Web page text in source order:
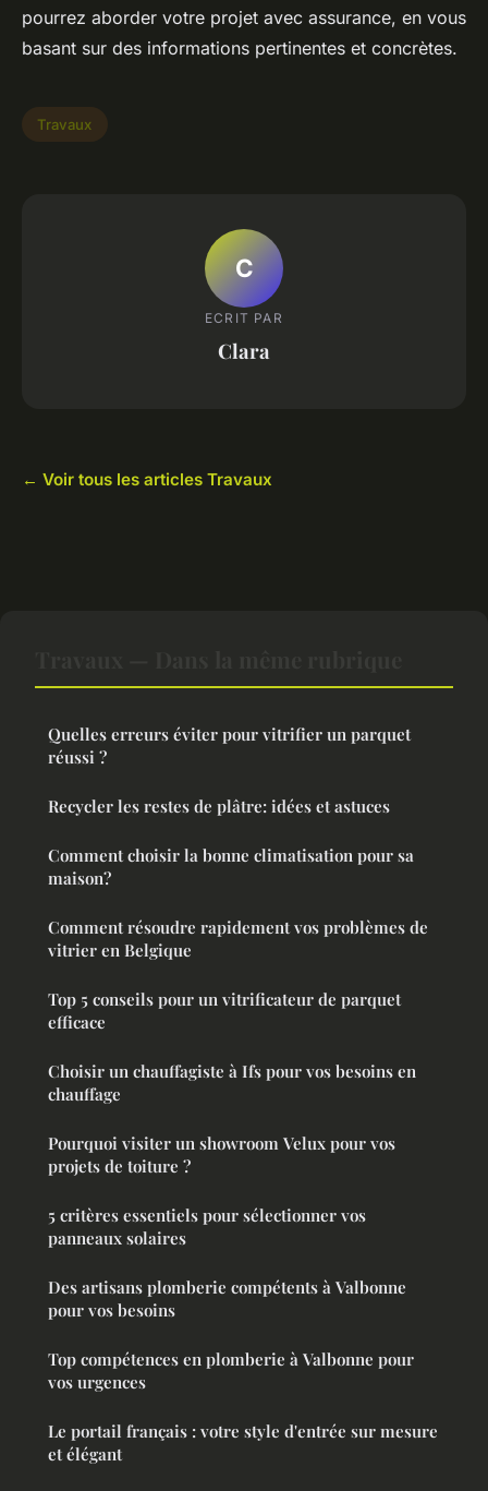
pourrez aborder votre projet avec assurance, en vous
basant sur des informations pertinentes et concrètes.
Travaux
C
ECRIT PAR
Clara
← Voir tous les articles Travaux
Quelles erreurs éviter pour vitrifier un parquet
réussi ?
Recycler les restes de plâtre: idées et astuces
Comment choisir la bonne climatisation pour sa
maison?
Comment résoudre rapidement vos problèmes de
vitrier en Belgique
Top 5 conseils pour un vitrificateur de parquet
efficace
Choisir un chauffagiste à Ifs pour vos besoins en
chauffage
Pourquoi visiter un showroom Velux pour vos
projets de toiture ?
5 critères essentiels pour sélectionner vos
panneaux solaires
Des artisans plomberie compétents à Valbonne
pour vos besoins
Top compétences en plomberie à Valbonne pour
vos urgences
Le portail français : votre style d'entrée sur mesure
et élégant